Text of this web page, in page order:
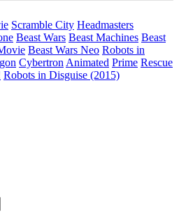
Scramble City Headmasters
Beast Wars Beast Machines Beast
Beast Wars Neo Robots in
Cybertron Animated Prime Rescue
Robots in Disguise (2015)